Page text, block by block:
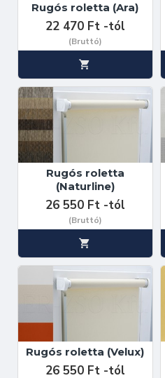
Rugós roletta (Ara)
22 470 Ft -tól
(Bruttó)
Rugós roletta
(Naturline)
26 550 Ft -tól
(Bruttó)
Rugós roletta (Velux)
26 550 Ft -tól